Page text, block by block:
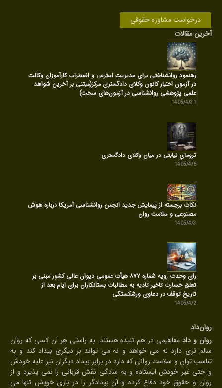
درخواست مشاوره حقوقی
آخرین مقالات
رهنمودِ روانشناختی برای مدیریتِ استرس و اضطراب کارآموزان وکالت
در آزمون اختبار کانون وکلای دادگستری مرکز(مبتنی بر آخرین شواهد
علمی پژوهشی روانشناسی در آزمون‌های سخت)
1405/4/31
ترومایِ نیابتی در میان وکلای دادگستری
1405/4/6
نکات برجسته از پیمایش جدید انجمن روانشناسی آمریکا درباره هوش
مصنوعی و سلامت روان
1405/4/3
رای وحدت رویه شماره ۸۷۷ هیأت عمومی دیوان عالی کشور مبنی بر
تعلق خسارت تاخیر تادیه به مطالبات بستانکاران برای ایام بعد از
تاریخ توقف در دعاوی ورشکستگی
1405/4/2
روان‌داد
روان و دادمفاهیمی در هم تنیده هستند. به راستی هر آن کسی که روان
سالم تری دارد نه می خواهد و نه می تواند بر دیگری بیداد کند و به
تناسب توان و سلامت روانی که دارد در برابر بیداد دیگران نیز علیه خودش
و حتی غیر خودش ایستاده و به سادگی نقش قربانی را نمی پذیرد و از
روان و حقوق خود دفاع کرده و آن بیدادگر را در بازی خویش تنها می